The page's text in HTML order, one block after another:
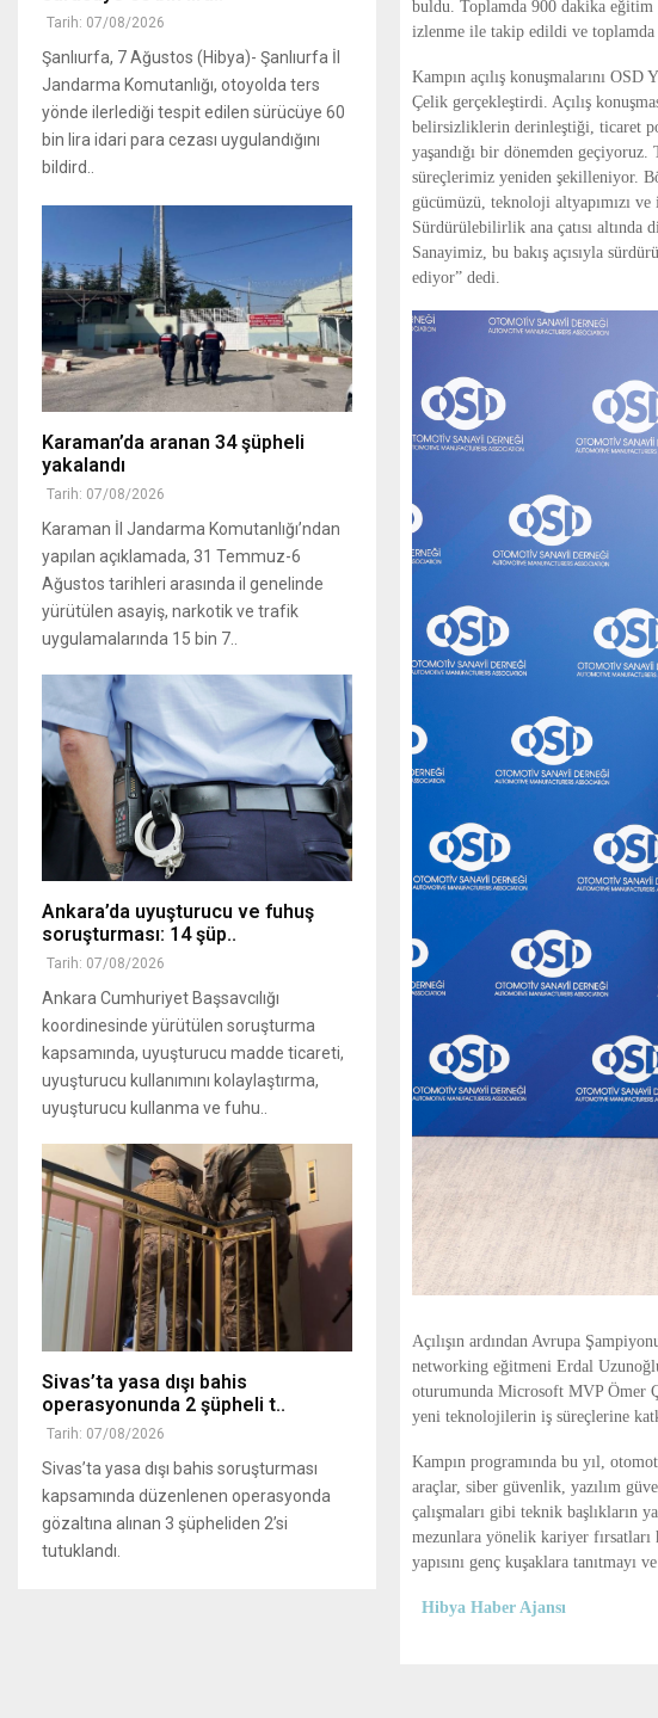
buldu. Toplamda 900 dakika
izlenme ile takip edildi ve toplamda
Kampın açılış konuşmalarını
Çelik gerçekleştirdi. Açılış
belirsizliklerin derinleştiği, ticaret
yaşandığı bir dönemden geçiyoruz.
süreçlerimiz yeniden şekilleniyor.
gücümüzü, teknoloji altyapımızı ve
Sürdürülebilirlik ana çatısı
Sanayimiz, bu bakış açısıyla
ediyor” dedi.
Açılışın ardından Avrupa
networking eğitmeni Erdal
oturumunda Microsoft MVP Ömer
yeni teknolojilerin iş süreçlerine
Kampın programında bu yıl,
araçlar, siber güvenlik, yazılım
çalışmaları gibi teknik başlıkların
mezunlara yönelik kariyer
yapısını genç kuşaklara tanıtmayı
Hibya Haber Ajansı
Tarih: 07/08/2026
Şanlıurfa, 7 Ağustos (Hibya)- Şanlıurfa İl
Jandarma Komutanlığı, otoyolda ters
yönde ilerlediği tespit edilen sürücüye 60
bin lira idari para cezası uygulandığını
bildird..
Karaman’da aranan 34 şüpheli
yakalandı
Tarih: 07/08/2026
Karaman İl Jandarma Komutanlığı’ndan
yapılan açıklamada, 31 Temmuz-6
Ağustos tarihleri arasında il genelinde
yürütülen asayiş, narkotik ve trafik
uygulamalarında 15 bin 7..
Ankara’da uyuşturucu ve fuhuş
soruşturması: 14 şüp..
Tarih: 07/08/2026
Ankara Cumhuriyet Başsavcılığı
koordinesinde yürütülen soruşturma
kapsamında, uyuşturucu madde ticareti,
uyuşturucu kullanımını kolaylaştırma,
uyuşturucu kullanma ve fuhu..
Sivas’ta yasa dışı bahis
operasyonunda 2 şüpheli t..
Tarih: 07/08/2026
Sivas’ta yasa dışı bahis soruşturması
kapsamında düzenlenen operasyonda
gözaltına alınan 3 şüpheliden 2’si
tutuklandı.